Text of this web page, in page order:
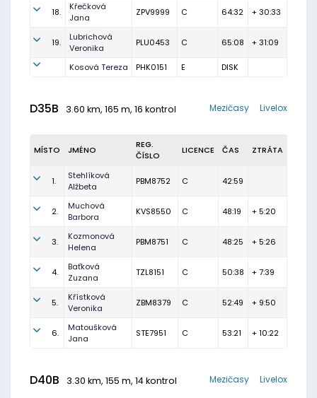
18.
Křečková
Jana
ZPV9999 C 64:32 + 30:33
19.
Lubrichová
Veronika
PLU0453 C 65:08 + 31:09
Kosová Tereza PHK0151 E DISK
D35B 3.60 km, 165 m, 16 kontrol Livelox
Mezičasy
MÍSTO JMÉNO
REG.
ČÍSLO
LICENCE ČAS ZTRÁTA
1.
Stehlíková
Alžbeta
PBM8752 C 42:59
2.
Muchová
Barbora
KVS8550 C 48:19 + 5:20
3.
Kozmonová
Helena
PBM8751 C 48:25 + 5:26
4.
Baťková
Zuzana
TZL8151 C 50:38 + 7:39
5.
Křístková
Veronika
ZBM8379 C 52:49 + 9:50
6.
Matoušková
Jana
STE7951 C 53:21 + 10:22
D40B 3.30 km, 155 m, 14 kontrol Livelox
Mezičasy